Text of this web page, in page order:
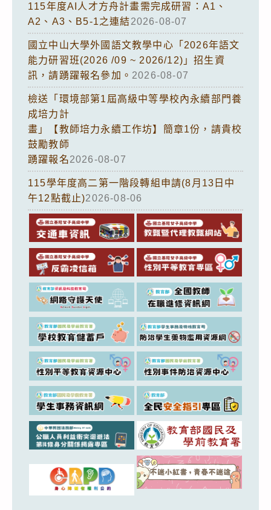
115年度AI人才方舟計畫需完成研習：A1、
A2、A3、B5-1之連結2026-08-07
國立中山大學外國語文教學中心「2026年語文
能力研習班(2026 /09 ~ 2026/12)」招生資
訊，請踴躍報名參加。 2026-08-07
檢送「環境部第1屆高級中等學校內永續部門養
成培力計
畫」【教師培力永續工作坊】簡章1份，請貴校
鼓勵教師
踴躍報名2026-08-07
115學年度高二第一階段轉組申請(8月13日中
午12點截止)2026-08-06